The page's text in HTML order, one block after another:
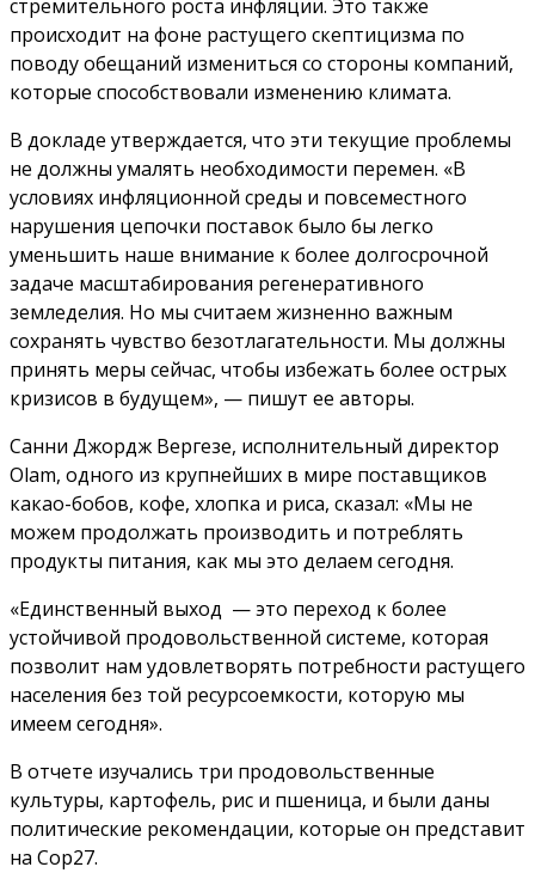
стремительного роста инфляции. Это также
происходит на фоне растущего скептицизма по
поводу обещаний измениться со стороны компаний,
которые способствовали изменению климата.
В докладе утверждается, что эти текущие проблемы
не должны умалять необходимости перемен. «В
условиях инфляционной среды и повсеместного
нарушения цепочки поставок было бы легко
уменьшить наше внимание к более долгосрочной
задаче масштабирования регенеративного
земледелия. Но мы считаем жизненно важным
сохранять чувство безотлагательности. Мы должны
принять меры сейчас, чтобы избежать более острых
кризисов в будущем», — пишут ее авторы.
Санни Джордж Вергезе, исполнительный директор
Olam, одного из крупнейших в мире поставщиков
какао-бобов, кофе, хлопка и риса, сказал: «Мы не
можем продолжать производить и потреблять
продукты питания, как мы это делаем сегодня.
«Единственный выход — это переход к более
устойчивой продовольственной системе, которая
позволит нам удовлетворять потребности растущего
населения без той ресурсоемкости, которую мы
имеем сегодня».
В отчете изучались три продовольственные
культуры, картофель, рис и пшеница, и были даны
политические рекомендации, которые он представит
на Cop27.